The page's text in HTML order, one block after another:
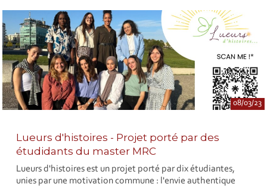
08/03/23
Lueurs d'histoires - Projet porté par des
étudidants du master MRC
Lueurs d'histoires est un projet porté par dix étudiantes,
unies par une motivation commune : l'envie authentique